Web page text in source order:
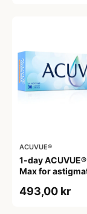
ACUVUE®
1-day
Max for
Endagslinser
493,00 kr